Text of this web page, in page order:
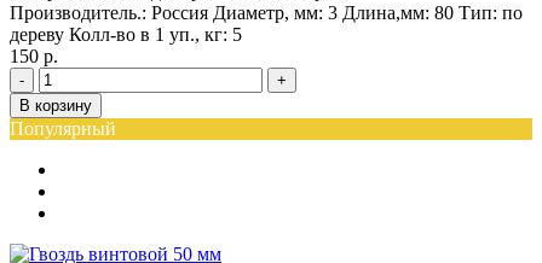
Производитель.: Россия Диаметр, мм: 3 Длина,мм: 80 Тип: по
дереву Колл-во в 1 уп., кг: 5
150 р.
-
+
В корзину
Популярный